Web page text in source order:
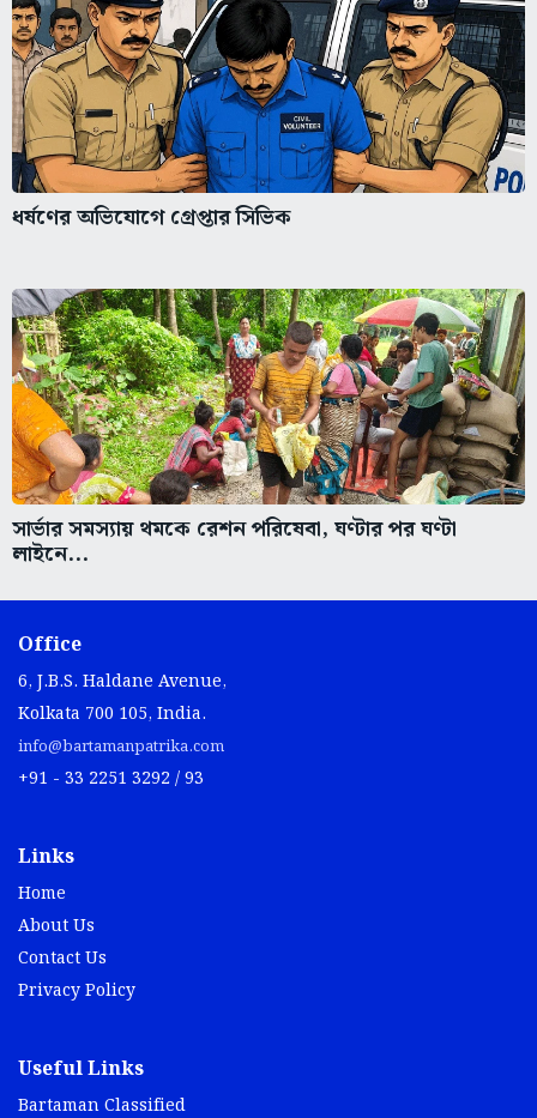
ধর্ষণের অভিযোগে গ্রেপ্তার সিভিক
সার্ভার সমস্যায় থমকে রেশন পরিষেবা, ঘণ্টার পর ঘণ্টা
লাইনে...
Office
6, J.B.S. Haldane Avenue,
Kolkata 700 105, India.
info@bartamanpatrika.com
+91 - 33 2251 3292 / 93
Links
Home
About Us
Contact Us
Privacy Policy
Useful Links
Bartaman Classified